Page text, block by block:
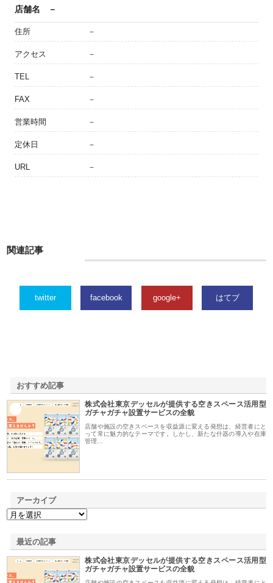
店舗名 －
住所 －
アクセス －
TEL －
FAX －
営業時間 －
定休日 －
URL －
関連記事
twitter facebook google+ はてブ
おすすめ記事
株式会社東京デッセルが提供する空きスペース活用型
ガチャガチャ設置サービスの全貌
店舗や施設の空きスペースを収益源に変える発想は、経営者にと
って常に魅力的なテーマです。しかし、新たな什器の導入や在庫
管理…
アーカイブ
最近の記事
株式会社東京デッセルが提供する空きスペース活用型
ガチャガチャ設置サービスの全貌